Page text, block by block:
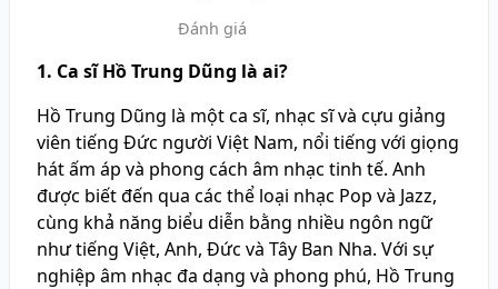
Đánh giá
1. Ca sĩ Hồ Trung Dũng là ai?
Hồ Trung Dũng là một ca sĩ, nhạc sĩ và cựu giảng
viên tiếng Đức người Việt Nam, nổi tiếng với giọng
hát ấm áp và phong cách âm nhạc tinh tế. Anh
được biết đến qua các thể loại nhạc Pop và Jazz,
cùng khả năng biểu diễn bằng nhiều ngôn ngữ
như tiếng Việt, Anh, Đức và Tây Ban Nha. Với sự
nghiệp âm nhạc đa dạng và phong phú, Hồ Trung